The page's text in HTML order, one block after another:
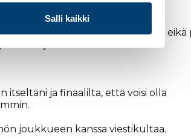
Salli kaikki
puolen välin jälkeen kaulan, eikä
itseltäni ja finaalilta, että voisi olla
joukkueen kanssa viestikultaa.